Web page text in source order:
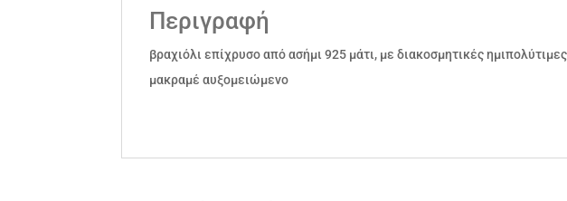
Περιγραφή
βραχιόλι επίχρυσο από ασήμι 925 μάτι, με διακοσμητικές
μακραμέ αυξομειώμενο